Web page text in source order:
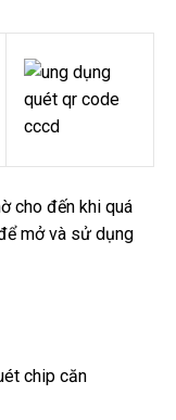
cho đến khi quá
mở và sử dụng